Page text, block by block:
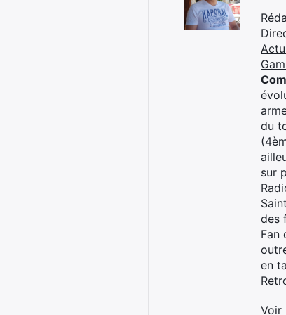
du
sur
des
Fan
en
Voir